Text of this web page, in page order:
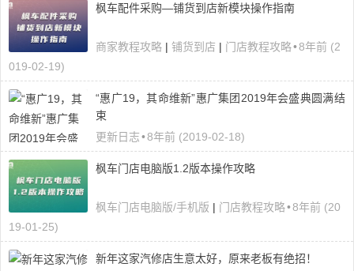
枫车配件采购—铺货到店新模块操作指南
商家教程攻略 | 铺货到店 | 门店教程攻略•8年前 (2
019-02-19)
“惠广19，其命维新”惠广集团2019年会盛典圆满结
束
更新日志•8年前 (2019-02-18)
枫车门店电脑版1.2版本操作攻略
枫车门店电脑版/手机版 | 门店教程攻略•8年前 (20
19-01-25)
新年这家汽修店生意太好，原来老板有绝招！